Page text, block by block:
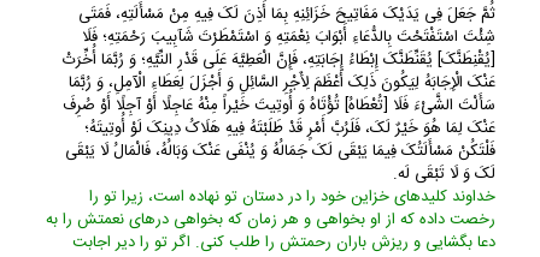
ثُمَّ جَعَلَ فِی یَدَیْکَ مَفَاتِیحَ خَزَائِنِهِ بِمَا أَذِنَ لَکَ فِیهِ مِنْ مَسْأَلَتِهِ، فَمَتَى
شِئْتَ اسْتَفْتَحْتَ بِالدُّعَاءِ أَبْوَابَ نِعْمَتِهِ وَ اسْتَمْطَرْتَ شَآبِیبَ رَحْمَتِهِ؛ فَلَا
[یُقْنِطَنَّکَ‏] یُقَنِّطَنَّکَ إِبْطَاءُ إِجَابَتِهِ، فَإِنَّ الْعَطِیَّهَ عَلَى قَدْرِ النِّیَّهِ؛ وَ رُبَّمَا أُخِّرَتْ
عَنْکَ الْإِجَابَهُ لِیَکُونَ ذَلِکَ أَعْظَمَ لِأَجْرِ السَّائِلِ وَ أَجْزَلَ لِعَطَاءِ الْآمِلِ، وَ رُبَّمَا
سَأَلْتَ الشَّیْ‏ءَ فَلَا [تُعْطَاهُ‏] تُؤْتَاهُ وَ أُوتِیتَ خَیْراً مِنْهُ عَاجِلًا أَوْ آجِلًا أَوْ صُرِفَ
عَنْکَ لِمَا هُوَ خَیْرٌ لَکَ، فَلَرُبَّ أَمْرٍ قَدْ طَلَبْتَهُ فِیهِ هَلَاکُ دِینِکَ لَوْ أُوتِیتَهُ؛
فَلْتَکُنْ مَسْأَلَتُکَ فِیمَا یَبْقَى‏ لَکَ جَمَالُهُ وَ یُنْفَى عَنْکَ وَبَالُهُ، فَالْمَالُ لَا یَبْقَى
لَکَ وَ لَا تَبْقَى لَه‏.
خداوند کلیدهاى خزاین خود را در دستان تو نهاده است، زیرا تو را
رخصت داده که از او بخواهى و هر زمان که بخواهى درهاى نعمتش را به
دعا بگشایى و ریزش باران رحمتش را طلب کنى. اگر تو را دیر اجابت